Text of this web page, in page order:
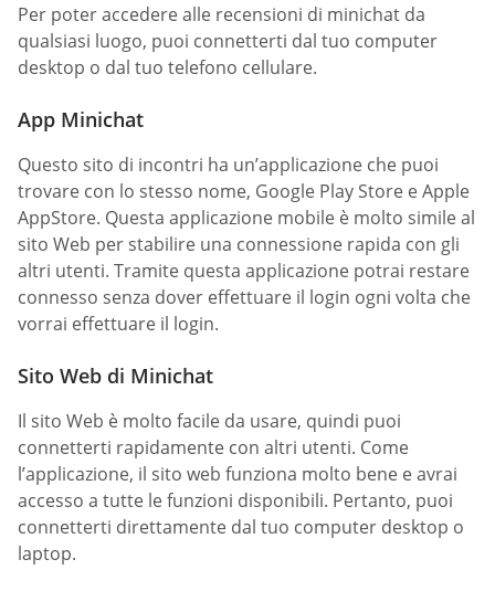
Per poter accedere alle recensioni di minichat da
qualsiasi luogo, puoi connetterti dal tuo computer
desktop o dal tuo telefono cellulare.
App Minichat
Questo sito di incontri ha un’applicazione che puoi
trovare con lo stesso nome, Google Play Store e Apple
AppStore. Questa applicazione mobile è molto simile al
sito Web per stabilire una connessione rapida con gli
altri utenti. Tramite questa applicazione potrai restare
connesso senza dover effettuare il login ogni volta che
vorrai effettuare il login.
Sito Web di Minichat
Il sito Web è molto facile da usare, quindi puoi
connetterti rapidamente con altri utenti. Come
l’applicazione, il sito web funziona molto bene e avrai
accesso a tutte le funzioni disponibili. Pertanto, puoi
connetterti direttamente dal tuo computer desktop o
laptop.